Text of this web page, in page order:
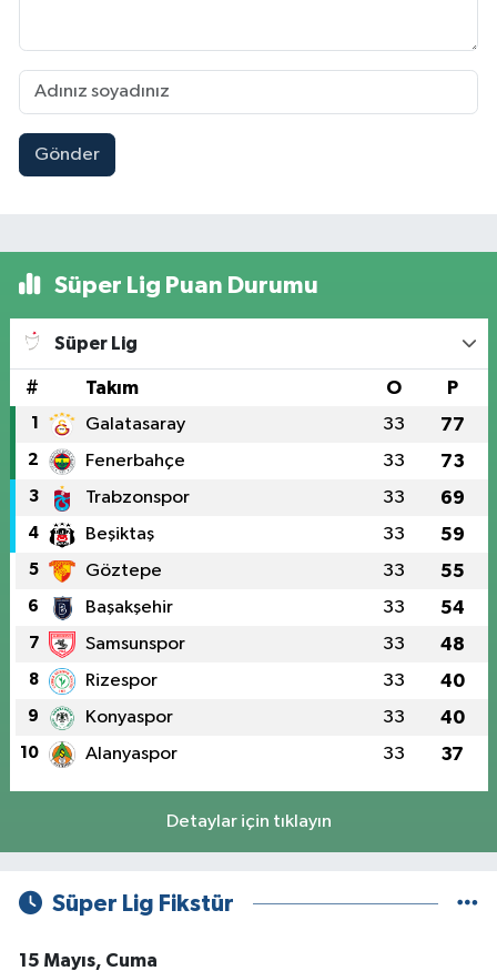
Gönder
Süper Lig Puan Durumu
Süper Lig
# Takım O P
1 Galatasaray 33 77
2 Fenerbahçe 33 73
3 Trabzonspor 33 69
4 Beşiktaş 33 59
5 Göztepe 33 55
6 Başakşehir 33 54
7 Samsunspor 33 48
8 Rizespor 33 40
9 Konyaspor 33 40
10 Alanyaspor 33 37
Detaylar için tıklayın
Süper Lig Fikstür
15 Mayıs, Cuma